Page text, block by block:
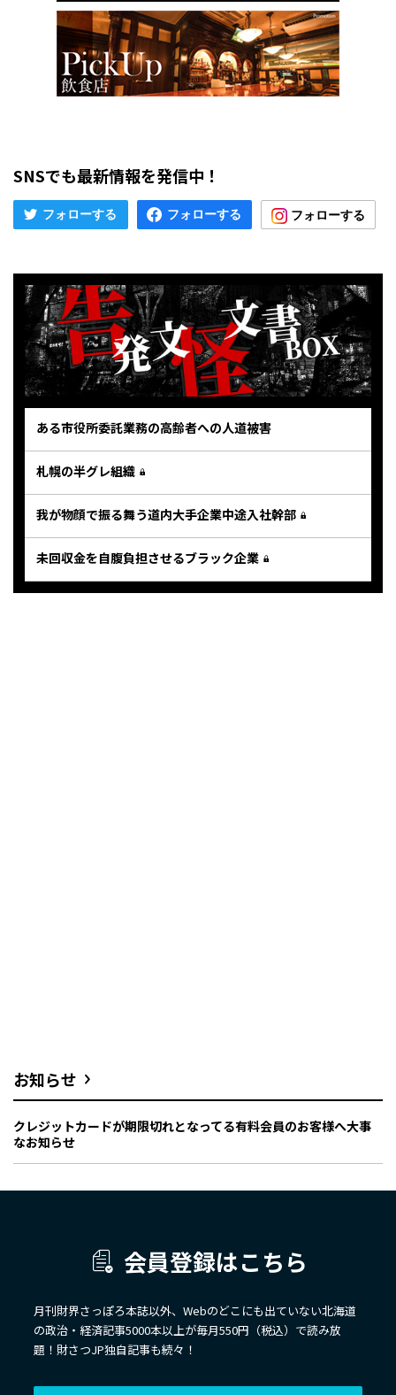
SNSでも最新情報を発信中！
ある市役所委託業務の高齢者への人道被害
札幌の半グレ組織
我が物顔で振る舞う道内大手企業中途入社幹部
未回収金を自腹負担させるブラック企業
お知らせ
クレジットカードが期限切れとなってる有料会員のお客様へ大事
なお知らせ
会員登録はこちら
月刊財界さっぽろ本誌以外、Webのどこにも出ていない北海道
の政治・経済記事5000本以上が毎月550円（税込）で読み放
題！財さつJP独自記事も続々！